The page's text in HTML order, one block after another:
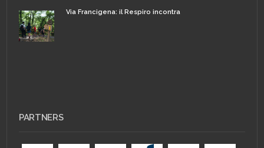
Via Francigena: il Respiro incontra
PARTNERS